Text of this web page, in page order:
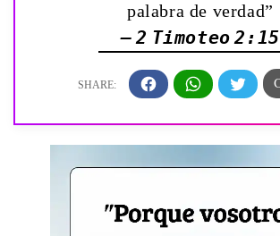
palabra de verdad”
— 2 Timoteo 2:15